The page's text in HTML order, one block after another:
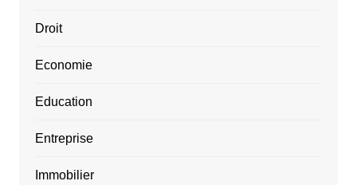
Droit
Economie
Education
Entreprise
Immobilier